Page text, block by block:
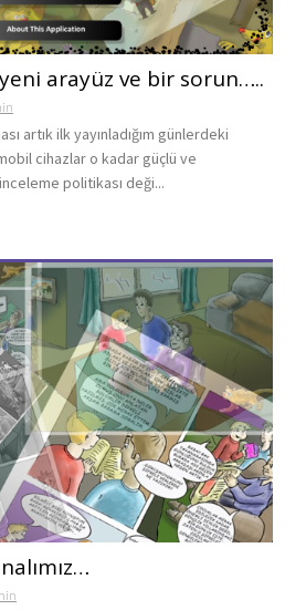
arayüz ve bir sorun…..
artık ilk yayınladığım günlerdeki
cihazlar o kadar güçlü ve
politikası deği...